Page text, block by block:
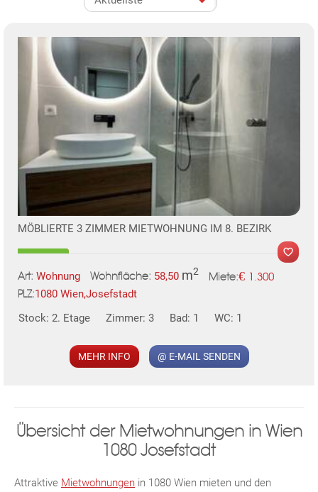
MÖBLIERTE 3 ZIMMER MIETWOHNUNG IM 8. BEZIRK
Art: Wohnung Wohnfläche: 58,50 m2 Miete:€ 1.300
PLZ:1080 Wien,Josefstadt
Stock: 2. Etage
Zimmer: 3 Bad: 1 WC: 1
MEHR INFO @ E-MAIL SENDEN
Übersicht der Mietwohnungen in Wien
1080 Josefstadt
Attraktive Mietwohnungen in 1080 Wien mieten und den